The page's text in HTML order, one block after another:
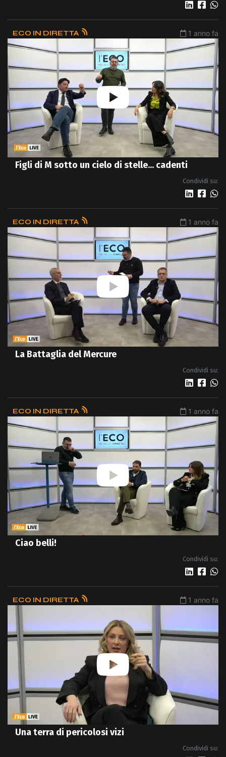
ECO IN DIRETTA 1 anno fa
Figli di M sotto un cielo di stelle... cadenti
Condividi su:
ECO IN DIRETTA 1 anno fa
La Battaglia del Mercure
Condividi su:
ECO IN DIRETTA 1 anno fa
Ciao belli!
Condividi su:
ECO IN DIRETTA 1 anno fa
Una terra di pericolosi vizi
Condividi su: